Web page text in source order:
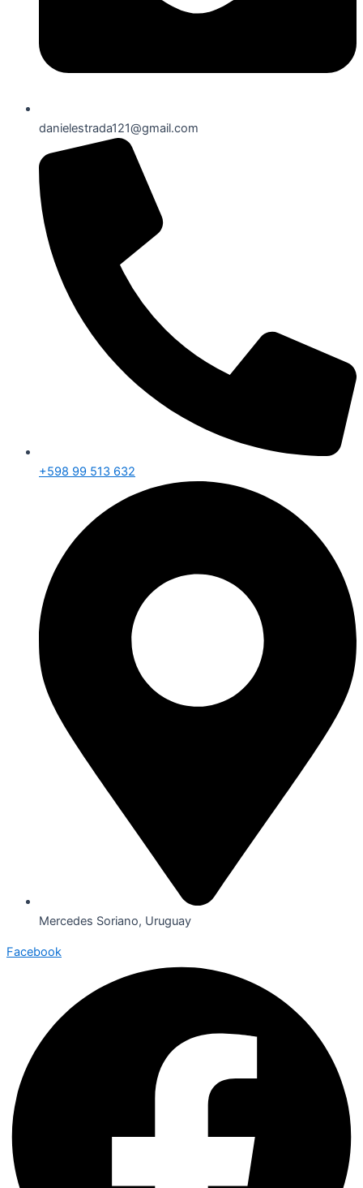
danielestrada121@gmail.com
+598 99 513 632
Mercedes Soriano, Uruguay
Facebook